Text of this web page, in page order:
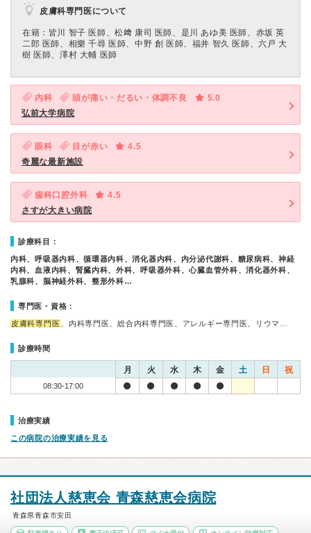
皮膚科専門医について
在籍：皆川 智子 医師、松﨑 康司 医師、是川 あゆ美 医師、赤坂 英
二郎 医師、相樂 千尋 医師、中野 創 医師、福井 智久 医師、六戸 大
樹 医師、澤村 大輔 医師
内科 頭が痛い・だるい・体調不良
5.0
弘前大学病院
眼科 目が赤い
4.5
奇麗な最新施設
歯科口腔外科
4.5
さすが大きい病院
診療科目：
内科、呼吸器内科、循環器内科、消化器内科、内分泌代謝科、糖尿病科、神経
内科、血液内科、腎臓内科、外科、呼吸器外科、心臓血管外科、消化器外科、
乳腺科、脳神経外科、整形外科…
専門医・資格：
皮膚科専門医 、内科専門医、総合内科専門医、アレルギー専門医、リウマ…
診療時間
月 火 水 木 金 土 日 祝
08:30-17:00
治療実績
この病院の治療実績を見る
社団法人慈恵会 青森慈恵会病院
青森県青森市安田